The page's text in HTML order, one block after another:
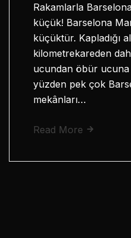
Rakamlarla
küçük! Barselona
küçüktür. Kapladığı
kilometrekareden
ucundan öbür
yüzden pek çok
mekânları…
Read More